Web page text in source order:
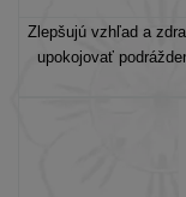
Zlepšujú vzhľad a
upokojovať